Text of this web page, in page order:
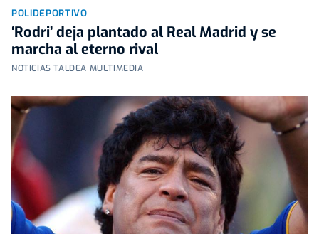
POLIDEPORTIVO
‘Rodri’ deja plantado al Real Madrid y se
marcha al eterno rival
NOTICIAS TALDEA MULTIMEDIA